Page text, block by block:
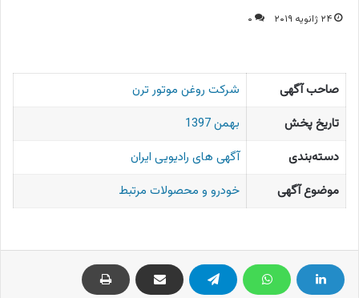
۲۴ ژانویه ۲۰۱۹ ۰
صاحب آگهی
شرکت روغن موتور ترن
تاریخ پخش
بهمن 1397
دسته‌بندی
آگهی های رادیویی ایران
موضوع آگهی
خودرو و محصولات مرتبط